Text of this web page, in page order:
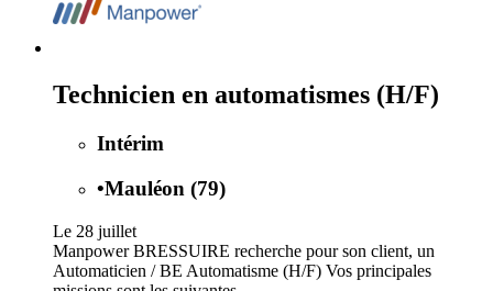
Technicien en automatismes (H/F)
Intérim
•Mauléon (79)
Le 28 juillet
Manpower BRESSUIRE recherche pour son client, un
Automaticien / BE Automatisme (H/F) Vos principales